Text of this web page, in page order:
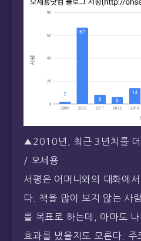
▲2010년, 최근 3년치를 더
/ 오세용
서평은 어머니와의 대화에
다. 책을 많이 보지 않는 사
를 목표로 하는데, 아마도
효과를 냈을지도 모른다. 주